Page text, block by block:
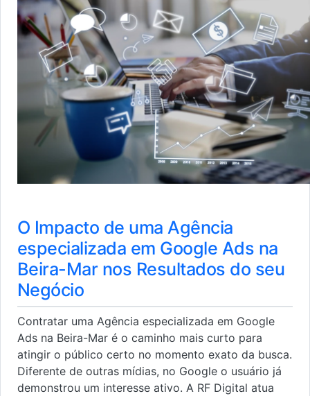
O Impacto de uma Agência
especializada em Google Ads na
Beira-Mar nos Resultados do seu
Negócio
Contratar uma Agência especializada em Google
Ads na Beira-Mar é o caminho mais curto para
atingir o público certo no momento exato da busca.
Diferente de outras mídias, no Google o usuário já
demonstrou um interesse ativo. A RF Digital atua